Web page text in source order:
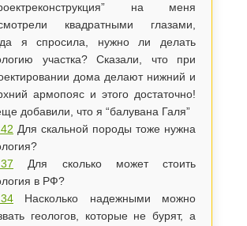
на меня
квадратными глазами,
я спросила, нужно ли делать
участка? Сказали, что при
дома делают нижний и
армопояс и этого достаточно!
добавили, что я “балувана Галя”
Для скальной породы тоже нужна
Для сколько может стоить
в РФ?
Насколько надежными можно
геологов, которые не бурят, а